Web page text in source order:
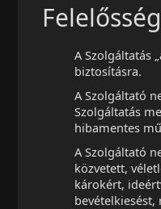
A Szolgáltatás
biztosításra.
A Szolgáltató
Szolgáltatás
hibamentes
A Szolgáltató
közvetett,
károkért,